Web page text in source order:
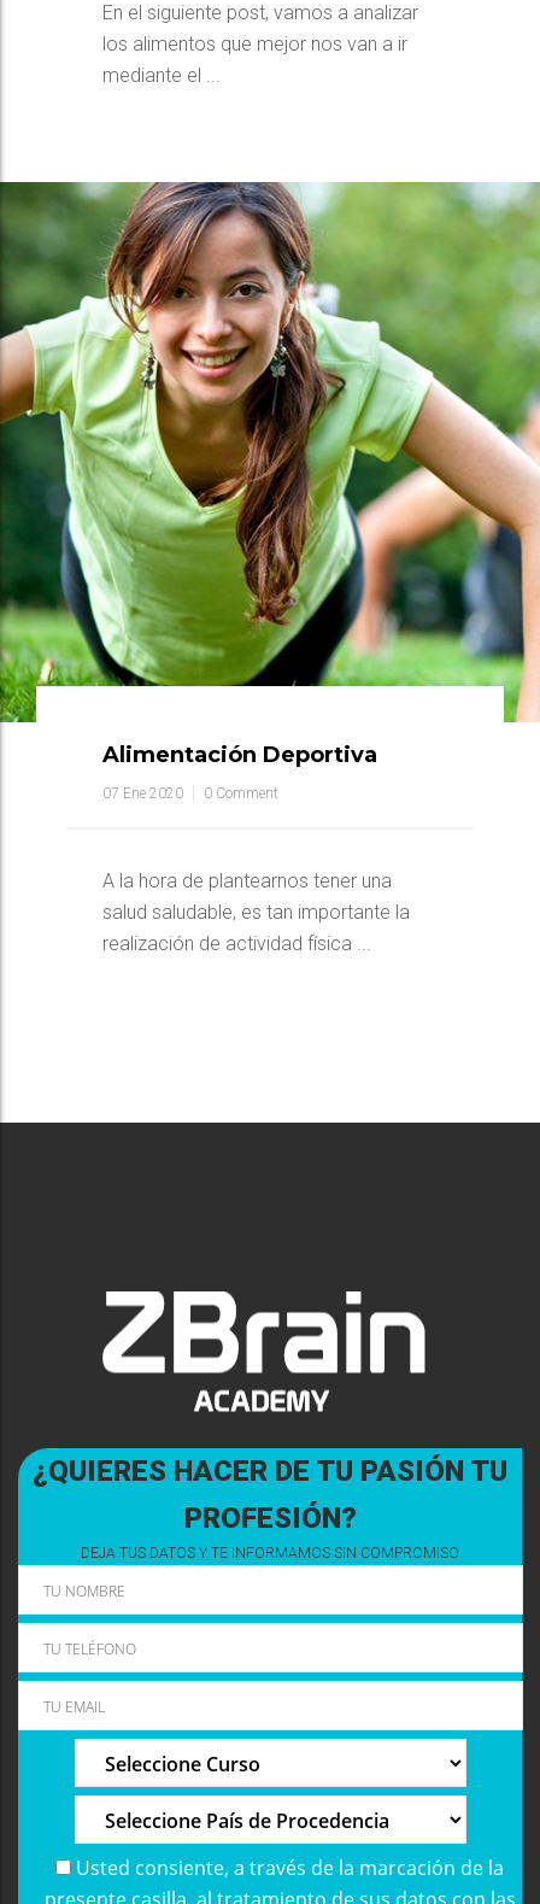
En el siguiente post, vamos a analizar
los alimentos que mejor nos van a ir
mediante el ...
Alimentación Deportiva
07 Ene 2020 0 Comment
A la hora de plantearnos tener una
salud saludable, es tan importante la
realización de actividad física ...
¿QUIERES HACER DE TU PASIÓN TU
PROFESIÓN?
DEJA TUS DATOS Y TE INFORMAMOS SIN COMPROMISO
Usted consiente, a través de la marcación de la